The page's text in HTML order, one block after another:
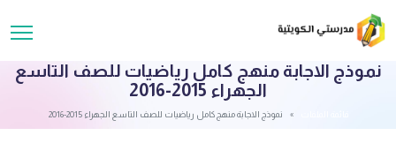
نموذج الاجابة منهج كامل رياضيات للصف التاسع
الجهراء 2015-2016
نموذج الاجابة منهج كامل رياضيات للصف التاسع الجهراء 2015-2016